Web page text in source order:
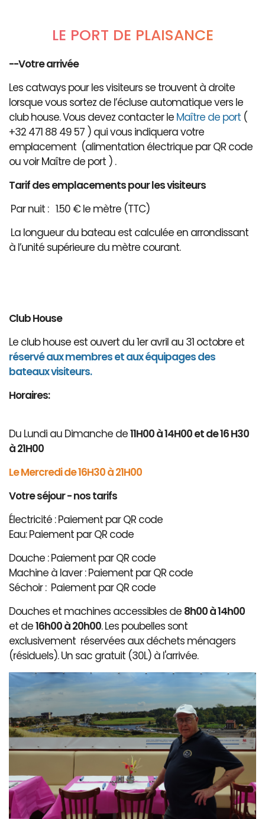
LE PORT DE PLAISANCE
--Votre arrivée
Les catways pour les visiteurs se trouvent à droite
lorsque vous sortez de l’écluse automatique vers le
club house. Vous devez contacter le Maître de port (
+32 471 88 49 57 ) qui vous indiquera votre
emplacement (alimentation électrique par QR code
ou voir Maître de port ) .
Tarif des emplacements pour les visiteurs
Par nuit : 1.50 € le mètre (TTC)
La longueur du bateau est calculée en arrondissant
à l’unité supérieure du mètre courant.
Club House
Le club house est ouvert du 1er avril au 31 octobre et
réservé aux membres et aux équipages des
bateaux visiteurs.
Horaires:
Du Lundi au Dimanche de11H00 à 14H00 et de 16 H30
à 21H00
Le Mercredi de 16H30 à 21H00
Votre séjour - nos tarifs
Électricité : Paiement par QR code
Eau: Paiement par QR code
Douche : Paiement par QR code
Machine à laver : Paiement par QR code
Séchoir : Paiement par QR code
Douches et machines accessibles de 8h00 à 14h00
et de16h00 à 20h00. Les poubelles sont
exclusivement réservées aux déchets ménagers
(résiduels). Un sac gratuit (30L) à l'arrivée.